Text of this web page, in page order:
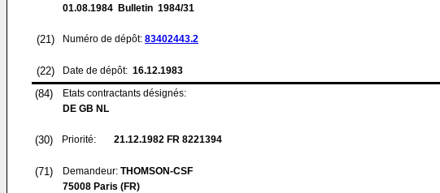
01.08.1984 Bulletin 1984/31
(21) Numéro de dépôt: 83402443.2
(22) Date de dépôt: 16.12.1983
(84)
Etats contractants désignés:
DE GB NL
(30) Priorité: 21.12.1982 FR 8221394
(71) Demandeur: THOMSON-CSF
75008 Paris (FR)